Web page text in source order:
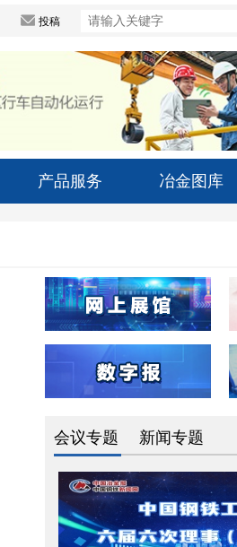
投稿
产品服务 冶金图库
会议专题 新闻专题